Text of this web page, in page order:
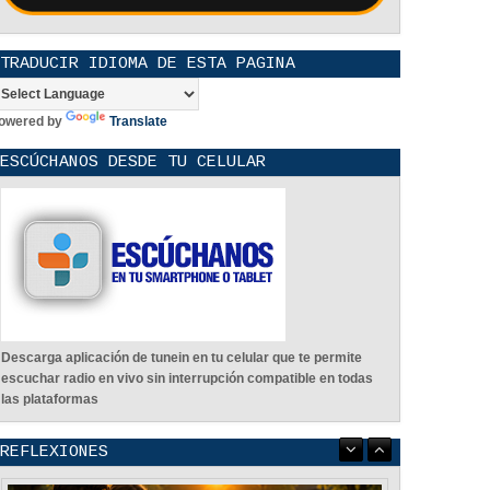
TRADUCIR IDIOMA DE ESTA PAGINA
by Translate
ESCÚCHANOS DESDE TU CELULAR
Descarga aplicación de tunein en tu celular que te permite
escuchar radio en vivo sin interrupción compatible en todas
las plataformas
REFLEXIONES